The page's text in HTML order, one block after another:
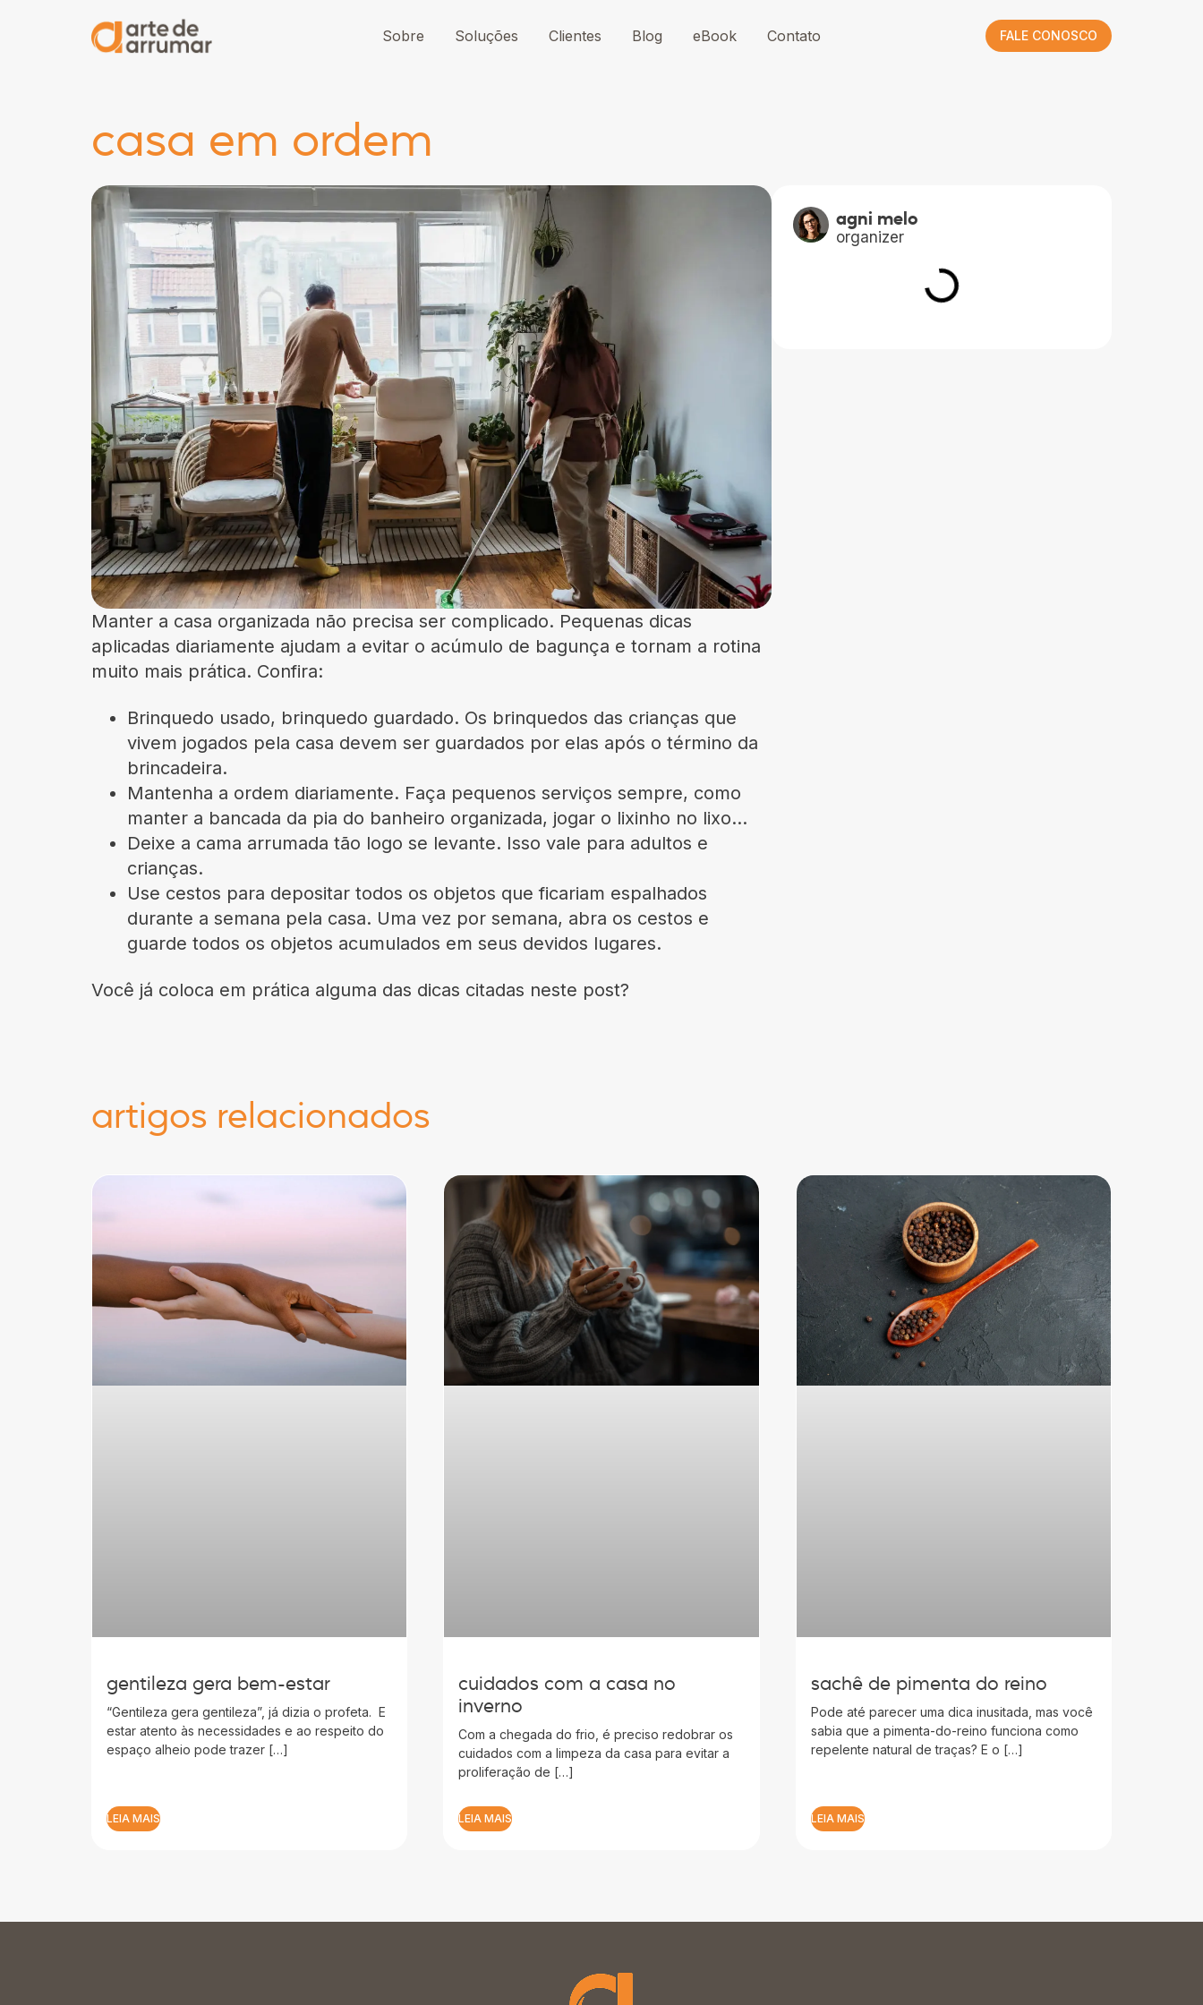
Sobre Soluções Clientes Blog eBook Contato FALE CONOSCO
casa em ordem
agni melo
organizer
Manter a casa organizada não precisa ser complicado. Pequenas dicas
aplicadas diariamente ajudam a evitar o acúmulo de bagunça e tornam a rotina
muito mais prática. Confira:
Brinquedo usado, brinquedo guardado. Os brinquedos das crianças que
vivem jogados pela casa devem ser guardados por elas após o término da
brincadeira.
Mantenha a ordem diariamente. Faça pequenos serviços sempre, como
manter a bancada da pia do banheiro organizada, jogar o lixinho no lixo…
Deixe a cama arrumada tão logo se levante. Isso vale para adultos e
crianças.
Use cestos para depositar todos os objetos que ficariam espalhados
durante a semana pela casa. Uma vez por semana, abra os cestos e
guarde todos os objetos acumulados em seus devidos lugares.
Você já coloca em prática alguma das dicas citadas neste post?
artigos relacionados
gentileza gera bem-estar
“Gentileza gera gentileza”, já dizia o profeta. E
estar atento às necessidades e ao respeito do
espaço alheio pode trazer […]
LEIA MAIS
cuidados com a casa no
inverno
Com a chegada do frio, é preciso redobrar os
cuidados com a limpeza da casa para evitar a
proliferação de […]
LEIA MAIS
sachê de pimenta do reino
Pode até parecer uma dica inusitada, mas você
sabia que a pimenta-do-reino funciona como
repelente natural de traças? E o […]
LEIA MAIS